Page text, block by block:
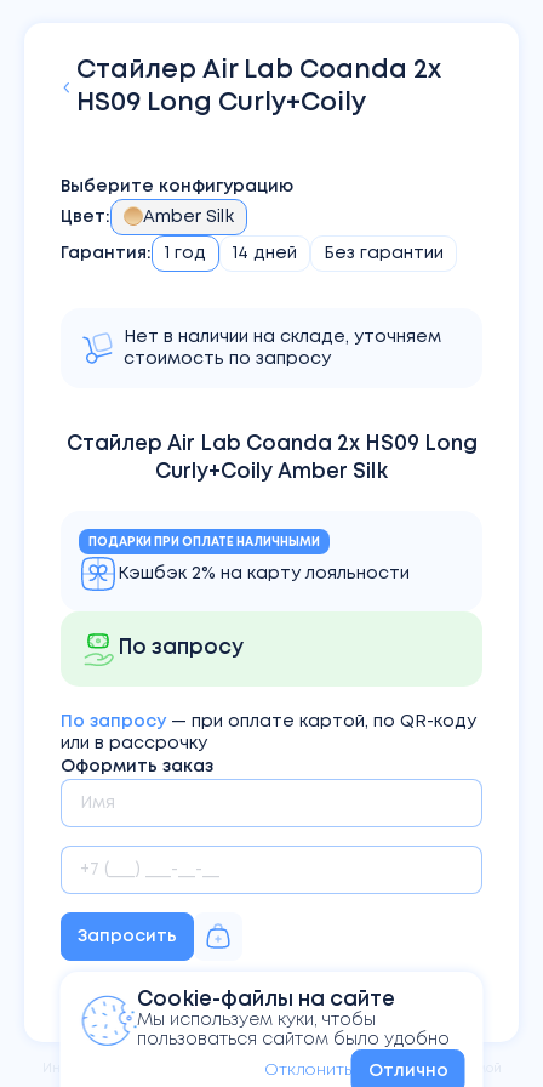
Стайлер Air Lab Coanda 2x
HS09 Long Curly+Coily
Стайлер Air Lab Coanda 2x HS09 Long
Curly+Coily Amber Silk
Выберите конфигурацию
Цвет: Amber Silk
Гарантия: 1 год 14 дней Без гарантии
Нет в наличии на складе, уточняем
стоимость по запросу
ПОДАРКИ ПРИ ОПЛАТЕ НАЛИЧНЫМИ
Кэшбэк 2% на карту лояльности
По запросу
По запросу — при оплате картой, по QR-коду
или в рассрочку
Оформить заказ
Запросить
с политикой конфиденциальности
является публичной офертой,определяемой
Cookie-файлы на сайте
Мы используем куки, чтобы
пользоваться сайтом было удобно
Отклонить Отлично